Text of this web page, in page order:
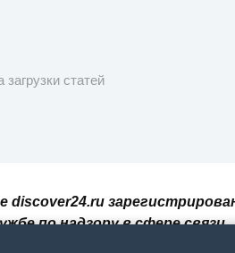
статей
discover24.ru
по надзору в сфере связи,